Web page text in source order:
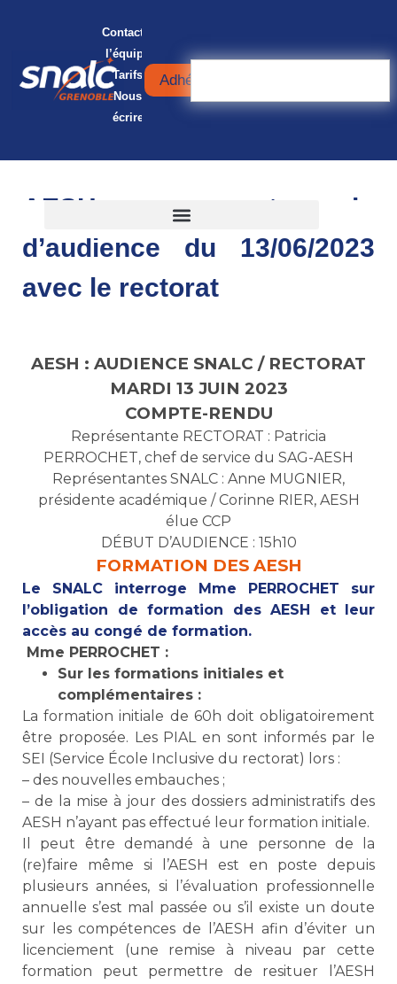
Contacter
l’équipe
Tarifs
Nous
écrire
Adhérer
AESH : compte-rendu
d’audience du 13/06/2023
avec le rectorat
AESH : AUDIENCE SNALC / RECTORAT
MARDI 13 JUIN 2023
COMPTE-RENDU
Représentante RECTORAT : Patricia
PERROCHET, chef de service du SAG-AESH
Représentantes SNALC : Anne MUGNIER,
présidente académique / Corinne RIER, AESH
élue CCP
DÉBUT D’AUDIENCE : 15h10
FORMATION DES AESH
Le SNALC interroge Mme PERROCHET sur
l’obligation de formation des AESH et leur
accès au congé de formation.
Mme PERROCHET :
Sur les formations initiales et
complémentaires :
La formation initiale de 60h doit obligatoirement
être proposée. Les PIAL en sont informés par le
SEI (Service École Inclusive du rectorat) lors :
– des nouvelles embauches ;
– de la mise à jour des dossiers administratifs des
AESH n’ayant pas effectué leur formation initiale.
Il peut être demandé à une personne de la
(re)faire même si l’AESH est en poste depuis
plusieurs années, si l’évaluation professionnelle
annuelle s’est mal passée ou s’il existe un doute
sur les compétences de l’AESH afin d’éviter un
licenciement (une remise à niveau par cette
formation peut permettre de resituer l’AESH